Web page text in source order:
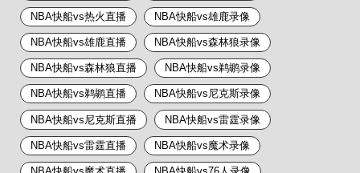
NBA快船vs热火直播 NBA快船vs雄鹿录像
NBA快船vs雄鹿直播 NBA快船vs森林狼录像
NBA快船vs森林狼直播 NBA快船vs鹈鹕录像
NBA快船vs鹈鹕直播 NBA快船vs尼克斯录像
NBA快船vs尼克斯直播 NBA快船vs雷霆录像
NBA快船vs雷霆直播 NBA快船vs魔术录像